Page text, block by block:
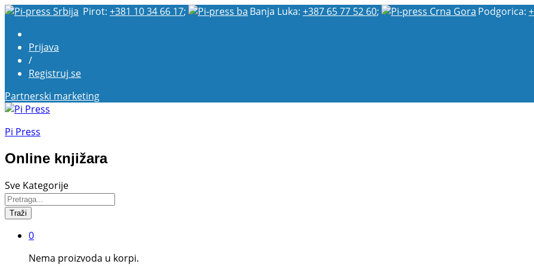
Pirot: +381 10 34 66 17; Banja Luka: +387 65 77 52 60; Podgorica:
Prijava
/
Registruj se
Partnerski marketing
Pi Press
Online knjižara
Sve Kategorije
Traži
0
Nema proizvoda u korpi.